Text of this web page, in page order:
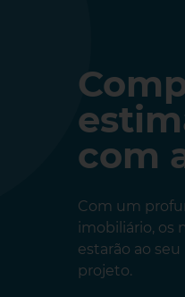
com
Com um
imobiliário, os
estarão ao seu
projeto.